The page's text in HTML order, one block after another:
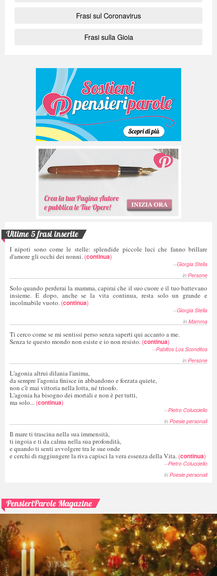
Frasi sul Coronavirus
Frasi sulla Gioia
Ultime 5 frasi inserite
I nipoti sono come le stelle: splendide piccole luci che fanno brillare
d'amore gli occhi dei nonni. (continua)
--Giorgia Stella
in Persone
Solo quando perderai la mamma, capirai che il suo cuore e il tuo battevano
insieme. E dopo, anche se la vita continua, resta solo un grande e
incolmabile vuoto. (continua)
--Giorgia Stella
in Mamma
Ti cerco come se mi sentissi perso senza saperti qui accanto a me.
Senza te questo mondo non esiste e io non resisto. (continua)
--Pablitos Los Sconditos
in Persone
L'agonia altrui dilania l'anima,
da sempre l'agonia finisce in abbandono e forzata quiete,
non c'è mai vittoria nella lotta, né trionfo.
L'agonia ha bisogno dei mortali e non è per tutti,
ma solo... (continua)
--Pietro Colucciello
in Poesie personali
Il mare ti trascina nella sua immensità,
ti ingoia e ti da calma nella sua profondità,
e quando ti senti avvolgere tra le sue onde
e cerchi di raggiungere la riva capisci la vera essenza della Vita. (continua)
--Pietro Colucciello
in Poesie personali
PensieriParole Magazine